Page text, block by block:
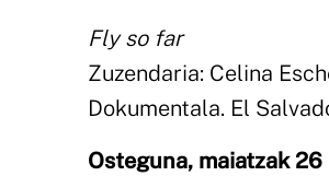
Fly so far
Zuzendaria: Celina
Dokumentala. El
Osteguna, maiatzak 26